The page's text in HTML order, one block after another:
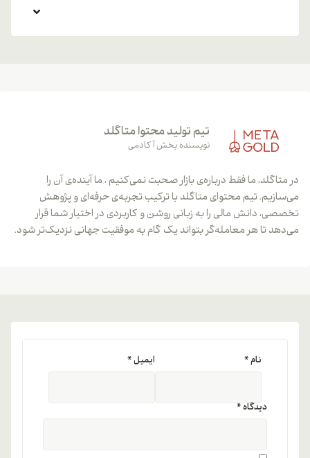
تیم تولید محتوا متاگلد
نویسنده بخش آکادمی
در متاگلد، ما فقط درباره‌ی بازار صحبت نمی‌کنیم ، ما آینده‌ی آن را
می‌سازیم. تیم محتوای متاگلد با ترکیب تجربه‌ی حرفه‌ای و پژوهش
تخصصی، دانش مالی را به زبانی روشن و کاربردی در اختیار شما قرار
می‌دهد تا هر معامله‌گر بتواند یک گام به موفقیت جهانی نزدیک‌تر شود.
دیدگاه*
نام* ایمیل*